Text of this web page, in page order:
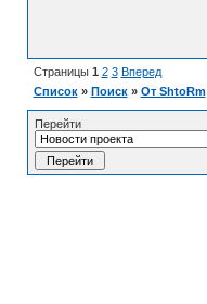
Страницы 1 2 3 Вперед
Список » Поиск » От ShtoRm
Перейти